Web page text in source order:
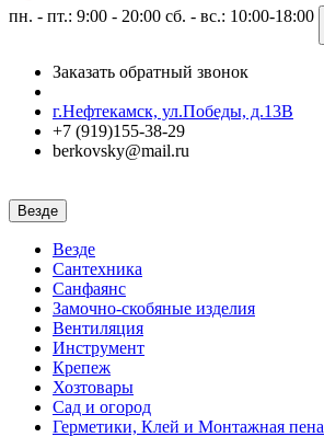
пн. - пт.: 9:00 - 20:00 сб. - вс.: 10:00-18:00
Заказать обратный звонок
г.Нефтекамск, ул.Победы, д.13В
+7 (919)155-38-29
berkovsky@mail.ru
Везде
Везде
Сантехника
Санфаянс
Замочно-скобяные изделия
Вентиляция
Инструмент
Крепеж
Хозтовары
Сад и огород
Герметики, Клей и Монтажная пена